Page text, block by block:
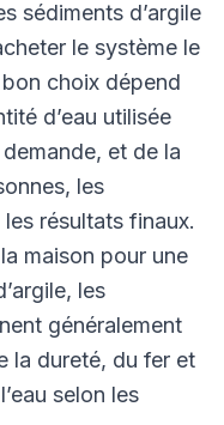
sédiments d’argile
le système le
choix dépend
d’eau utilisée
et de la
les
résultats finaux.
maison pour une
les
généralement
la dureté, du fer et
selon les